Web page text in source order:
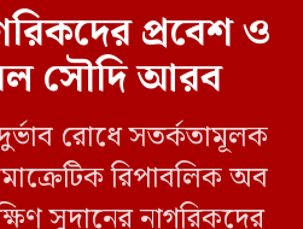
প্রবেশ ও
সৌদি আরব
রোধে সতর্কতামূলক
রিপাবলিক অব
সুদানের নাগরিকদের